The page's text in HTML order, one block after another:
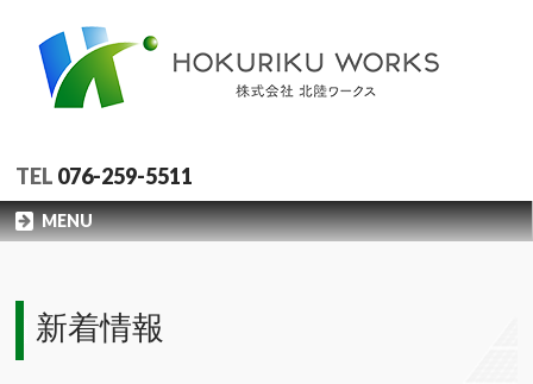
TEL 076-259-5511
MENU
新着情報